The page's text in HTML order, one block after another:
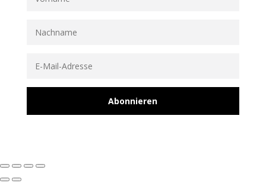
Abonnieren